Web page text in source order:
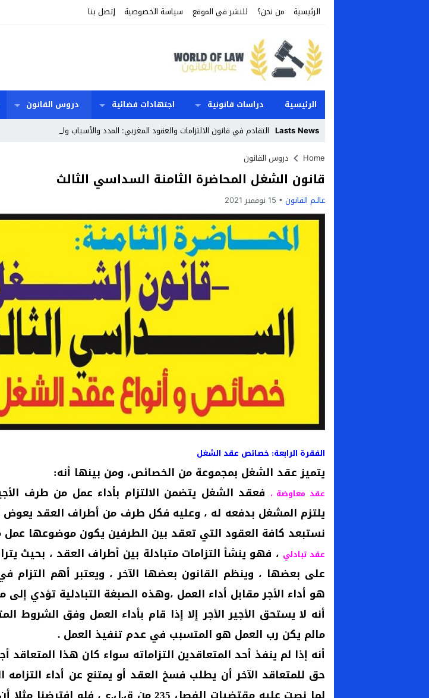
الرئيسية من نحن؟ للنشر في الموقع سياسة الخصوصية إتصل بنا
الرئيسية دراسات قانونية اجتهادات قضائية دروس القانون
Lasts News التقادم في قانون الالتزامات والعقود المغربي: المدد والأسباب والآثار القانو_
Stop
Previous
Next
Home دروس القانون
قانون الشغل المحاضرة الثامنة السداسي الثالث
عالـم القانون 15 نوفمبر 2021
الفقرة الرابعة: خصائص عقد الشغل
يتميز عقد الشغل بمجموعة من الخصائص، ومن بينها أنه:
عقد معاوضة ، فعقد الشغل يتضمن الالتزام بأداء عمل من طرف
يلتزم المشغل بدفعه له ، وعليه فكل طرف من أطراف العقد يعوض
نستبعد كافة العقود التي تعقد بين الطرفين يكون موضوعها عمل
عقد تبادلي ، فهو ينشأ التزامات متبادلة بين أطراف العقد ، بحيث
على بعضها ، وينظم القانون بعضها الآخر ، ويعتبر أهم التزام
هو أداء الأجر مقابل أداء العمل ،وهذه الصبغة التبادلية تؤدي إلى
أنه لا يستحق الأجير الأجر إلا إذا قام بأداء العمل وفق الشروط
مالم يكن رب العمل هو المتسبب في عدم تنفيذ العمل .
أنه إذا لم ينفذ أحد المتعاقدين التزاماته سواء كان هذا المتعاقد
حق للمتعاقد الآخر أن يطلب فسخ العقد أو يمتنع عن أداء التزامه